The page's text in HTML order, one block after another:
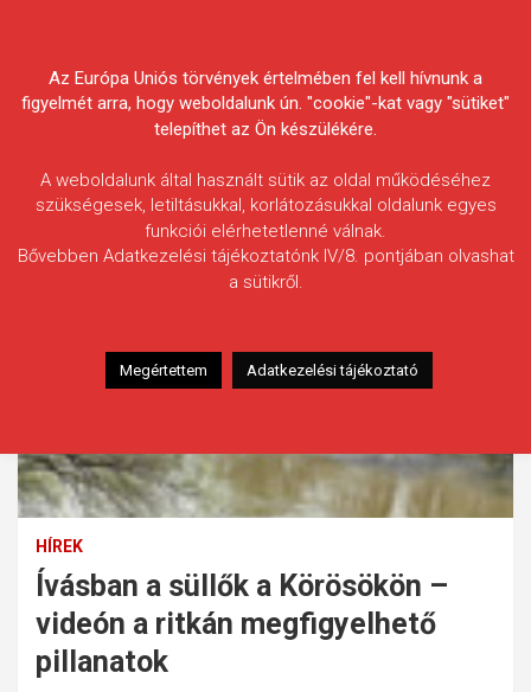
Egyesületek Szövetsége
HÍREK
Ívásban a süllők a Körösökön –
videón a ritkán megfigyelhető
pillanatok
Az Európa Uniós törvények értelmében fel kell hívnunk a
figyelmét arra, hogy weboldalunk ún. "cookie"-kat vagy "sütiket"
telepíthet az Ön készülékére.
A weboldalunk által használt sütik az oldal működéséhez
szükségesek, letiltásukkal, korlátozásukkal oldalunk egyes
funkciói elérhetetlenné válnak.
Bővebben Adatkezelési tájékoztatónk IV/8. pontjában olvashat
a sütikről.
Megértettem Adatkezelési tájékoztató